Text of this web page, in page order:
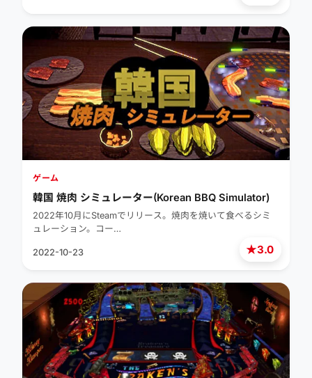
★3.0
ゲーム
韓国 焼肉 シミュレーター(Korean BBQ Simulator)
2022年10月にSteamでリリース。焼肉を焼いて食べるシミ
ュレーション。コー…
2022-10-23